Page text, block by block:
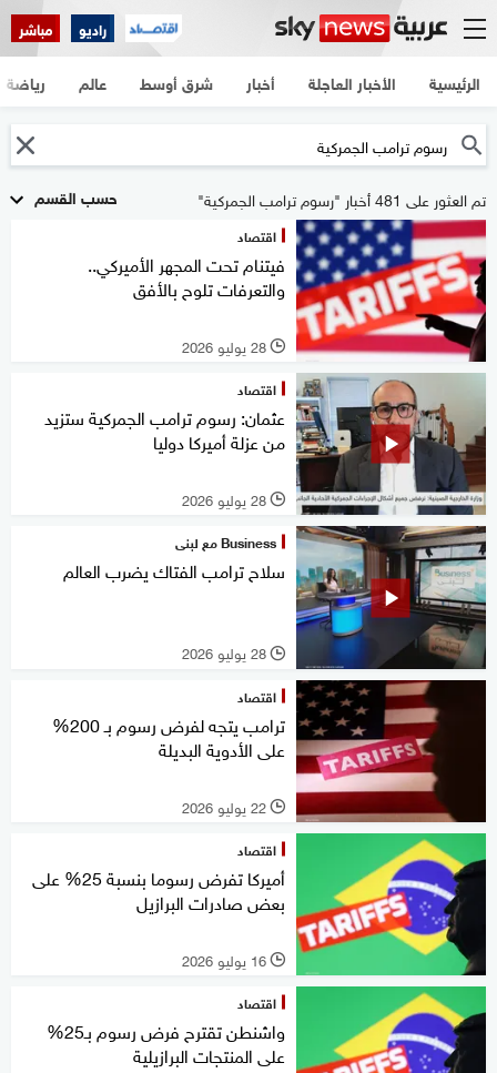
راديو مباشر
الرئيسية الأخبار العاجلة أخبار شرق أوسط عالم رياضة
حسب القسم تم العثور على 481 أخبار "رسوم ترامب الجمركية"
اقتصاد
فيتنام تحت المجهر الأميركي..
والتعرفات تلوح بالأفق
l 28 يوليو 2026
اقتصاد
عثمان: رسوم ترامب الجمركية ستزيد
من عزلة أميركا دوليا
l 28 يوليو 2026
Business مع لبنى
سلاح ترامب الفتاك يضرب العالم
l 28 يوليو 2026
اقتصاد
ترامب يتجه لفرض رسوم بـ 200%
على الأدوية البديلة
l 22 يوليو 2026
اقتصاد
أميركا تفرض رسوما بنسبة 25% على
بعض صادرات البرازيل
l 16 يوليو 2026
اقتصاد
واشنطن تقترح فرض رسوم بـ25%
على المنتجات البرازيلية